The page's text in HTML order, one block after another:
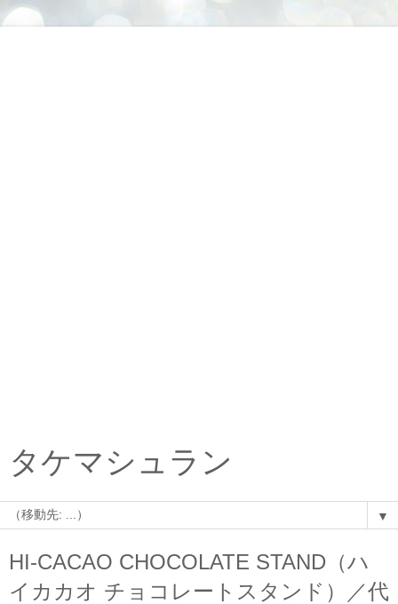
タケマシュラン
▼
HI-CACAO CHOCOLATE STAND（ハ
イカカオ チョコレートスタンド）／代